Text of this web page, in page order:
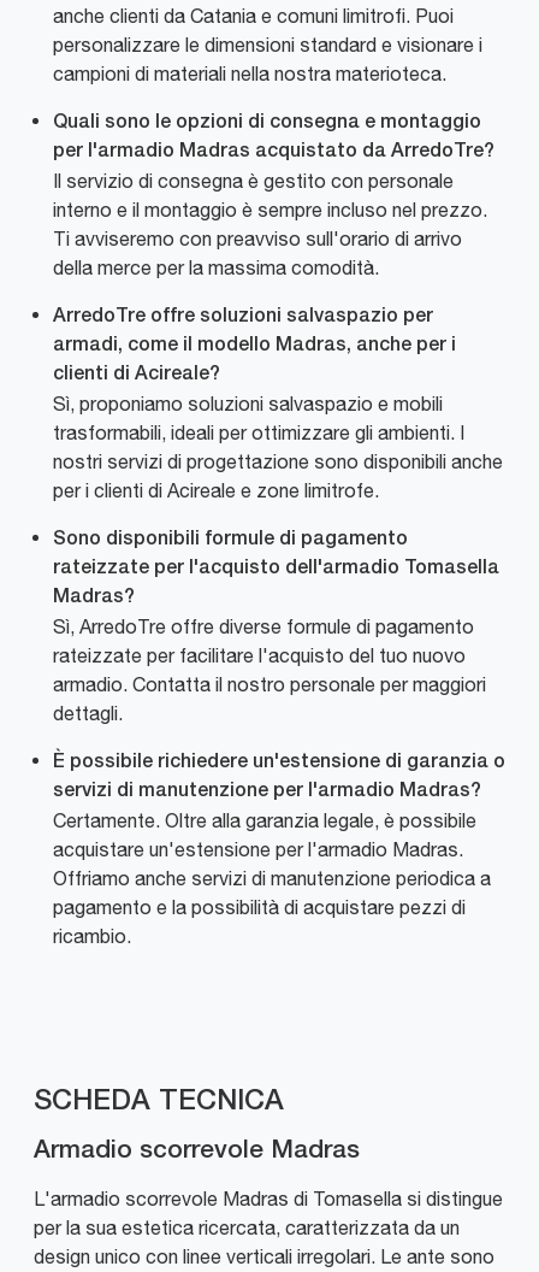
anche clienti da Catania e comuni limitrofi. Puoi
personalizzare le dimensioni standard e visionare i
campioni di materiali nella nostra materioteca.
Quali sono le opzioni di consegna e montaggio
per l'armadio Madras acquistato da ArredoTre?
Il servizio di consegna è gestito con personale
interno e il montaggio è sempre incluso nel prezzo.
Ti avviseremo con preavviso sull'orario di arrivo
della merce per la massima comodità.
ArredoTre offre soluzioni salvaspazio per
armadi, come il modello Madras, anche per i
clienti di Acireale?
Sì, proponiamo soluzioni salvaspazio e mobili
trasformabili, ideali per ottimizzare gli ambienti. I
nostri servizi di progettazione sono disponibili anche
per i clienti di Acireale e zone limitrofe.
Sono disponibili formule di pagamento
rateizzate per l'acquisto dell'armadio Tomasella
Madras?
Sì, ArredoTre offre diverse formule di pagamento
rateizzate per facilitare l'acquisto del tuo nuovo
armadio. Contatta il nostro personale per maggiori
dettagli.
È possibile richiedere un'estensione di garanzia o
servizi di manutenzione per l'armadio Madras?
Certamente. Oltre alla garanzia legale, è possibile
acquistare un'estensione per l'armadio Madras.
Offriamo anche servizi di manutenzione periodica a
pagamento e la possibilità di acquistare pezzi di
ricambio.
SCHEDA TECNICA
Armadio scorrevole Madras
L'armadio scorrevole Madras di Tomasella si distingue
per la sua estetica ricercata, caratterizzata da un
design unico con linee verticali irregolari. Le ante sono